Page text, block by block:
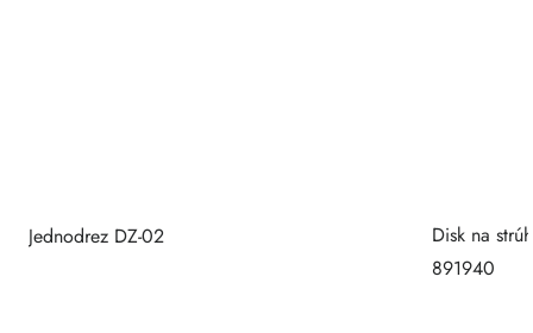
Jednodrez DZ-02
Disk na
891940